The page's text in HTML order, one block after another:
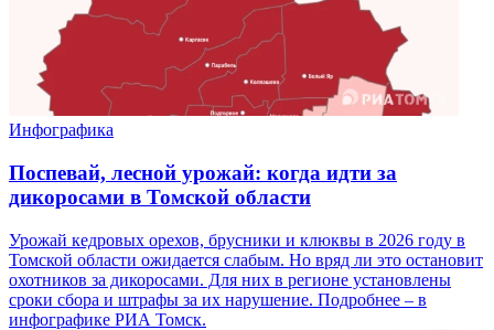
Инфографика
Поспевай, лесной урожай: когда идти за
дикоросами в Томской области
Урожай кедровых орехов, брусники и клюквы в 2026 году в
Томской области ожидается слабым. Но вряд ли это остановит
охотников за дикоросами. Для них в регионе установлены
сроки сбора и штрафы за их нарушение. Подробнее – в
инфографике РИА Томск.